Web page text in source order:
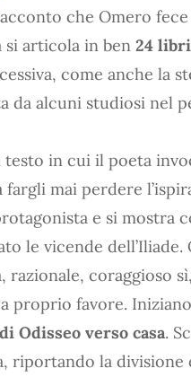
che Omero
si articola in ben 24 libri
come anche la
da alcuni studiosi nel
in cui il poeta
mai perdere
e si mostra
le vicende dell’Iliade.
coraggioso
proprio favore.
Odisseo verso casa.
riportando la divisione